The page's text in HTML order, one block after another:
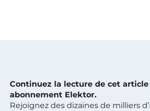
Continuez la lecture de cet article
abonnement Elektor.
Rejoignez des dizaines de milliers